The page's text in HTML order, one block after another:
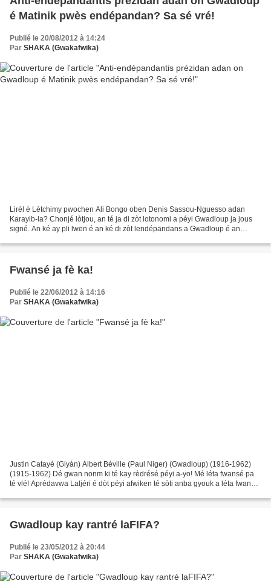
é Matinik pwès endépandan? Sa sé vré!
Publié le 20/08/2012 à 14:24
Par SHAKA (Gwakafwika)
Lirèl é Lètchimy pwochen Ali Bongo oben Denis Sassou-Nguesso adan
Karayib-la? Chonjé lòtjou, an té ja di zòt lotonomi a péyi Gwadloup ja jous
signé. An ké ay pli lwen é an ké di zòt lendépandans a Gwadloup é an
Fwansé ja fè ka!
Publié le 22/06/2012 à 14:16
Par SHAKA (Gwakafwika)
Justin Catayé (Giyàn) Albert Béville (Paul Niger) (Gwadloup) (1916-1962)
(1915-1962) Dé gwan nonm ki té kay rèdrésé péyi a-yo! Mé léta fwansé pa
té vlé! Aprédavwa Laljéri é dòt péyi afwiken té sòti anba gyouk a léta fwansé,
Gwadloup kay rantré laFIFA?
Publié le 23/05/2012 à 20:44
Par SHAKA (Gwakafwika)